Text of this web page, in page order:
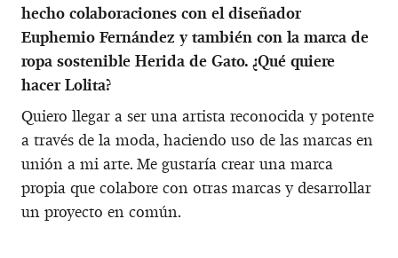
hecho colaboraciones con el diseñador
Euphemio Fernández y también con la marca de
ropa sostenible Herida de Gato. ¿Qué quiere
hacer Lolita?
Quiero llegar a ser una artista reconocida y potente
a través de la moda, haciendo uso de las marcas en
unión a mi arte. Me gustaría crear una marca
propia que colabore con otras marcas y desarrollar
un proyecto en común.